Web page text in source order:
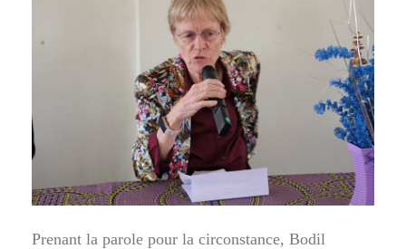
Prenant la parole pour la circonstance, Bodil